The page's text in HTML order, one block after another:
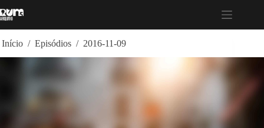
para
Início / Episódios / 2016-11-09